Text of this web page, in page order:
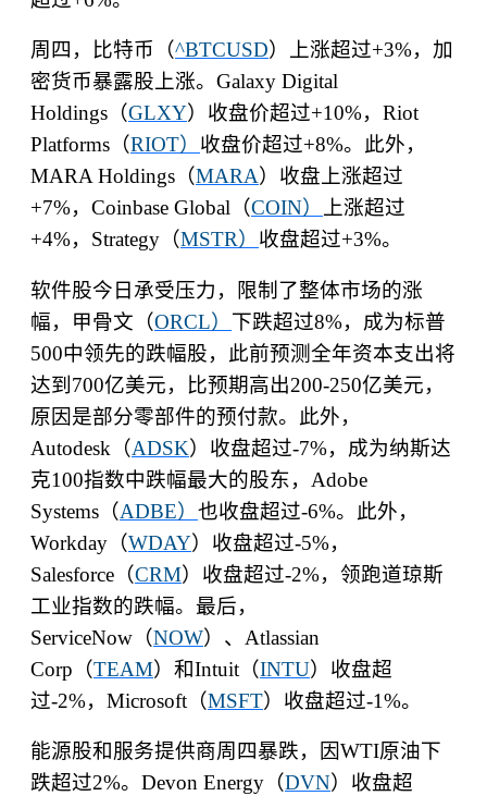
周四，比特币（^BTCUSD）上涨超过+3%，加
密货币暴露股上涨。 Galaxy Digital
Holdings （GLXY）收盘价超过+10%， Riot
Platforms （RIOT） 收盘价超过+8%。此外，
MARA Holdings （MARA）收盘上涨超过
+7%， Coinbase Global （COIN）
上涨超过
+4%， Strategy （MSTR） 收盘超过+3%。
软件股今日承受压力，限制了整体市场的涨
幅，甲骨文（ORCL） 下跌超过8%，成为标普
500中领先的跌幅股，此前预测全年资本支出将
达到 700亿美元，比预期高出200-250亿美元，
原因是部分零部件的预付款。此外，
Autodesk （ADSK）收盘超过-7%，成为纳斯达
克100指数中跌幅最大的股东， Adobe
Systems （ADBE） 也收盘超过-6%。此外，
Workday （WDAY）收盘超过-5%，
Salesforce （CRM）收盘超过-2%，领跑道琼斯
工业指数的跌幅。最后，
ServiceNow （NOW）、 Atlassian
Corp （TEAM）和Intuit （INTU）收盘超
过-2%， Microsoft （MSFT）收盘超过-1%。
能源股和服务提供商周四暴跌，因WTI原油下
跌超过2%。 Devon Energy （DVN）收盘超